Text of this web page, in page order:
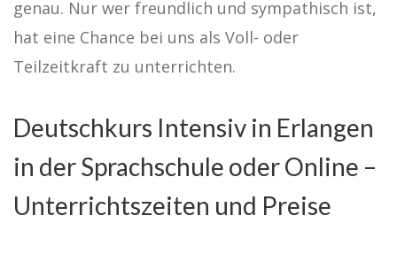
genau. Nur wer freundlich und sympathisch ist,
hat eine Chance bei uns als Voll- oder
Teilzeitkraft zu unterrichten.
Deutschkurs Intensiv in Erlangen
in der Sprachschule oder Online –
Unterrichtszeiten und Preise